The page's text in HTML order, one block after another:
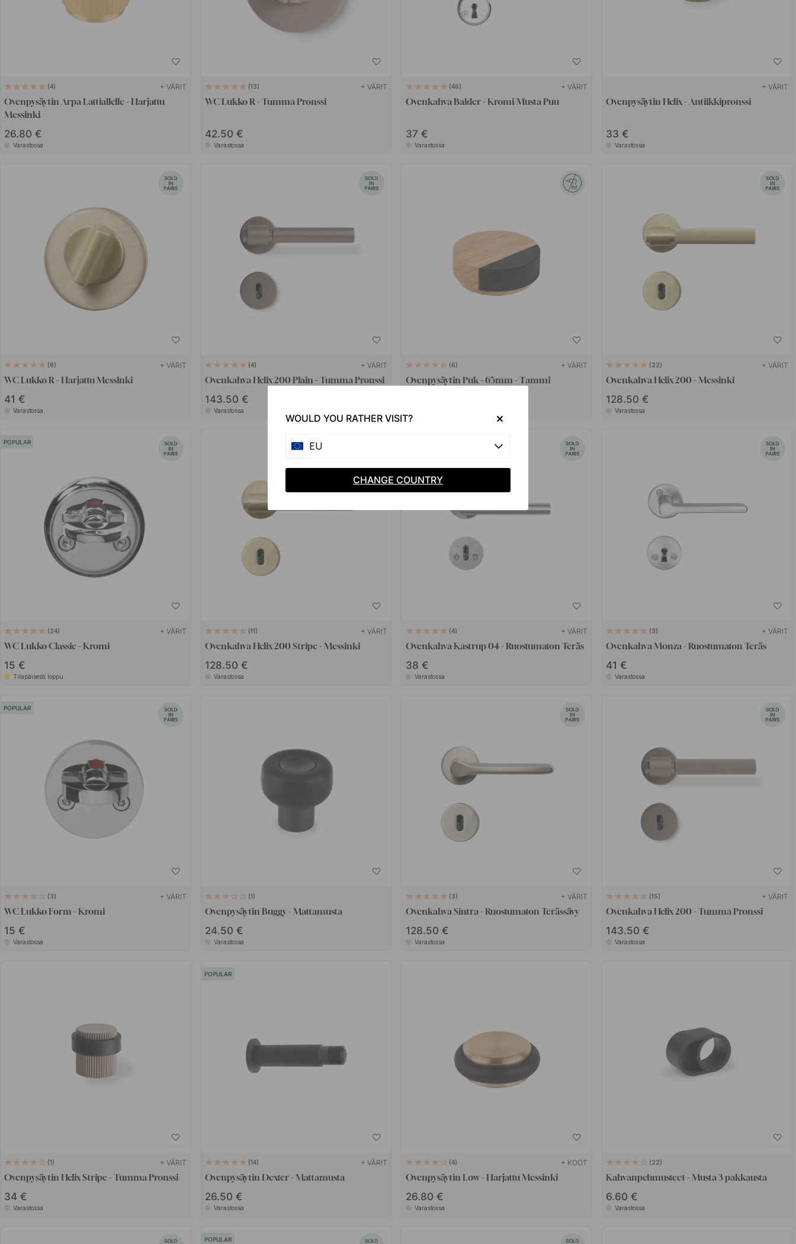
4 + VÄRIT
Ovenpysäytin Arpa Lattiallelle - Harjattu
Messinki
26.80 €
Varastossa
13 + VÄRIT
WC Lukko R - Tumma Pronssi
42.50 €
Varastossa
46 + VÄRIT
Ovenkahva Balder - Kromi/Musta Puu
37 €
Varastossa
+ VÄRIT
Ovenpysäytin Helix - Antiikkipronssi
33 €
Varastossa
8 + VÄRIT
WC Lukko R - Harjattu Messinki
41 €
Varastossa
4 + VÄRIT
Ovenkahva Helix 200 Plain - Tumma Pronssi
143.50 €
Varastossa
6 + VÄRIT
Ovenpysäytin Puk - 65mm - Tammi
22 + VÄRIT
Ovenkahva Helix 200 - Messinki
128.50 €
Varastossa
POPULAR
24 + VÄRIT
WC Lukko Classic - Kromi
15 €
Tilapäisesti loppu
11 + VÄRIT
Ovenkahva Helix 200 Stripe - Messinki
128.50 €
Varastossa
4 + VÄRIT
Ovenkahva Kastrup 04 - Ruostumaton Teräs
38 €
Varastossa
3 + VÄRIT
Ovenkahva Monza - Ruostumaton Teräs
41 €
Varastossa
POPULAR
3 + VÄRIT
WC Lukko Form - Kromi
15 €
Varastossa
1
Ovenpysäytin Buggy - Mattamusta
24.50 €
Varastossa
3 + VÄRIT
Ovenkahva Sintra - Ruostumaton Terässävy
128.50 €
Varastossa
15 + VÄRIT
Ovenkahva Helix 200 - Tumma Pronssi
143.50 €
Varastossa
1 + VÄRIT
Ovenpysäytin Helix Stripe - Tumma Pronssi
34 €
Varastossa
POPULAR
14 + VÄRIT
Ovenpysäytin Dexter - Mattamusta
26.50 €
Varastossa
4 + KOOT
Ovenpysäytin Low - Harjattu Messinki
26.80 €
Varastossa
22
Kahvanpehmusteet - Musta 3 pakkausta
6.60 €
Varastossa
POPULAR
WOULD YOU RATHER VISIT?
EU
CHANGE COUNTRY